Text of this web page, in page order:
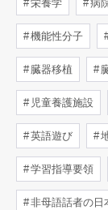
栄養学 病
機能性分子
臓器移植
児童養護施設
英語遊び
学習指導要領
非母語話者の日